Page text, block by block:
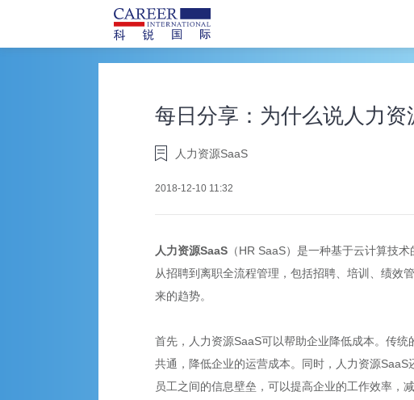
每日分享：为什么说人力资
人力资源SaaS
2018-12-10 11:32
人力资源SaaS （HR SaaS）是一种基于云计算技
从招聘到离职全流程管理，包括招聘、培训、绩效
来的趋势。
首先，人力资源SaaS可以帮助企业降低成本。传
共通，降低企业的运营成本。同时，人力资源
员工之间的信息壁垒，可以提高企业的工作效率，